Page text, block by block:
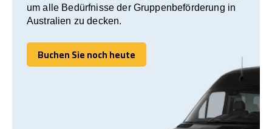
um alle Bedürfnisse der Gruppenbeförderung in
Australien zu decken.
Buchen Sie noch heute
Buchen Sie noch heute